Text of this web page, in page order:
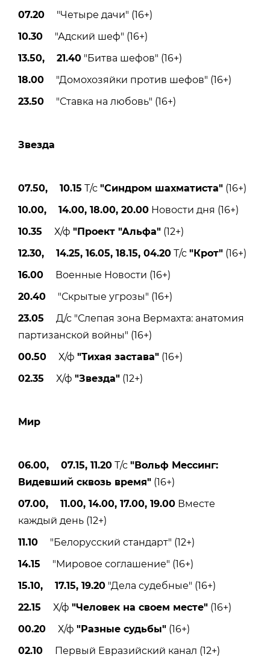
07.20 "Четыре дачи" (16+)
10.30 "Адский шеф" (16+)
13.50, 21.40 "Битва шефов" (16+)
18.00 "Домохозяйки против шефов" (16+)
23.50 "Ставка на любовь" (16+)
Звезда
07.50, 10.15 Т/с "Синдром шахматиста" (16+)
10.00, 14.00, 18.00, 20.00 Новости дня (16+)
10.35 Х/ф "Проект "Альфа" (12+)
12.30, 14.25, 16.05, 18.15, 04.20 Т/с "Крот" (16+)
16.00 Военные Новости (16+)
20.40 "Скрытые угрозы" (16+)
23.05 Д/с "Слепая зона Вермахта: анатомия
партизанской войны" (16+)
00.50 Х/ф "Тихая застава" (16+)
02.35 Х/ф "Звезда" (12+)
Мир
06.00, 07.15, 11.20 Т/с "Вольф Мессинг:
Видевший сквозь время" (16+)
07.00, 11.00, 14.00, 17.00, 19.00 Вместе
каждый день (12+)
11.10 "Белорусский стандарт" (12+)
14.15 "Мировое соглашение" (16+)
15.10, 17.15, 19.20 "Дела судебные" (16+)
22.15 Х/ф "Человек на своем месте" (16+)
00.20 Х/ф "Разные судьбы" (16+)
02.10 Первый Евразийский канал (12+)